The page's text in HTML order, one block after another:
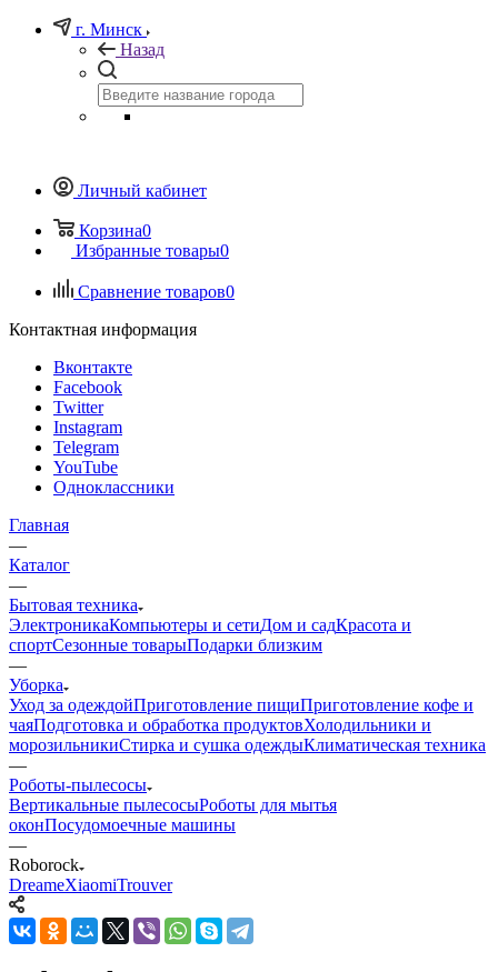
г. Минск
Назад
Личный кабинет
Корзина0
Избранные товары0
Сравнение товаров0
Контактная информация
Вконтакте
Facebook
Twitter
Instagram
Telegram
YouTube
Одноклассники
Главная
—
Каталог
—
Бытовая техника
ЭлектроникаКомпьютеры и сетиДом и садКрасота и
спортСезонные товарыПодарки близким
—
Уборка
Уход за одеждойПриготовление пищиПриготовление кофе и
чаяПодготовка и обработка продуктовХолодильники и
морозильникиСтирка и сушка одеждыКлиматическая техника
—
Роботы-пылесосы
Вертикальные пылесосыРоботы для мытья
оконПосудомоечные машины
—
Roborock
DreameXiaomiTrouver